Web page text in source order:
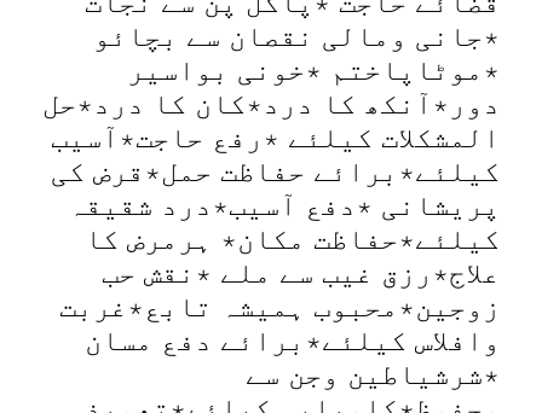
٭جانی ومالی نقصان سے بچائو
٭موٹاپاختم ٭خونی بواسیر
دور٭آنکھ کا درد٭کان کا درد٭حل
المشکلات کیلئے ٭رفع حاجت٭آسیب
کیلئے٭برائے حفاظت حمل٭قرض کی
پریشانی ٭دفع آسیب٭درد شقیقہ
کیلئے٭حفاظت مکان٭ ہرمرض کا
علاج٭رزق غیب سے ملے ٭نقش حب
زوجین٭محبوب ہمیشہ تابع٭غربت
وافلاس کیلئے٭برائے دفع مسان
٭شرشیاطین وجن سے